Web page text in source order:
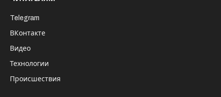
очередь у Богоявленского кафедрального
собора, стремясь обрести духовное
благословение. Информацию об этом
предоставила пресс-служба региональной
епархии.